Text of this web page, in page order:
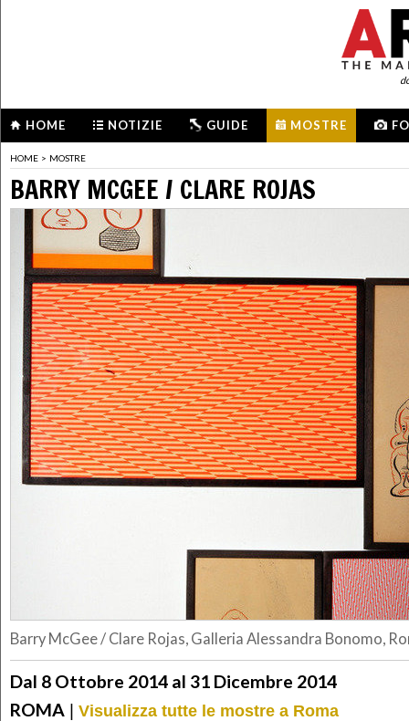
HOME NOTIZIE GUIDE MOSTRE
HOME > MOSTRE
BARRY MCGEE / CLARE ROJAS
Barry McGee / Clare Rojas, Galleria Alessandra Bonomo,
Dal 8 Ottobre 2014 al 31 Dicembre 2014
ROMA | Visualizza tutte le mostre a Roma